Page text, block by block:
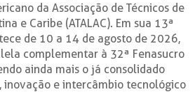
da Associação de Técnicos de
e Caribe (ATALAC). Em sua 13ª
de 10 a 14 de agosto de 2026,
complementar à 32ª Fenasucro
ainda mais o já consolidado
inovação e intercâmbio tecnológico